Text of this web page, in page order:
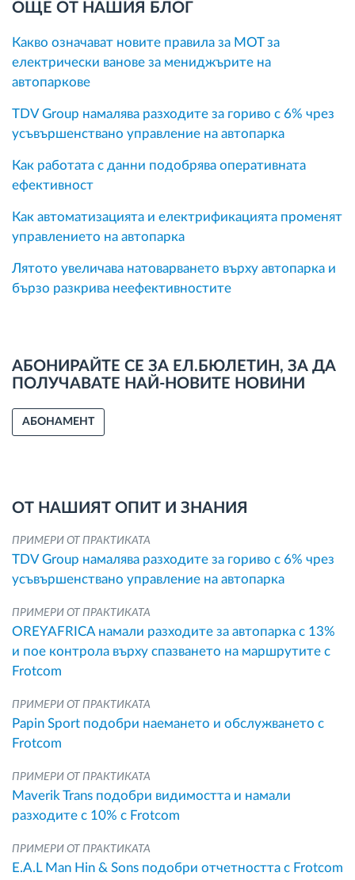
ОЩЕ ОТ НАШИЯ БЛОГ
Какво означават новите правила за MOT за
електрически ванове за мениджърите на
автопаркове
TDV Group намалява разходите за гориво с 6% чрез
усъвършенствано управление на автопарка
Как работата с данни подобрява оперативната
ефективност
Как автоматизацията и електрификацията променят
управлението на автопарка
Лятото увеличава натоварването върху автопарка и
бързо разкрива неефективностите
АБОНИРАЙТЕ СЕ ЗА ЕЛ.БЮЛЕТИН, ЗА ДА
ПОЛУЧАВАТЕ НАЙ-НОВИТЕ НОВИНИ
АБОНАМЕНТ
ОТ НАШИЯТ ОПИТ И ЗНАНИЯ
ПРИМЕРИ ОТ ПРАКТИКАТА
TDV Group намалява разходите за гориво с 6% чрез
усъвършенствано управление на автопарка
ПРИМЕРИ ОТ ПРАКТИКАТА
OREYAFRICA намали разходите за автопарка с 13%
и пое контрола върху спазването на маршрутите с
Frotcom
ПРИМЕРИ ОТ ПРАКТИКАТА
Papin Sport подобри наемането и обслужването с
Frotcom
ПРИМЕРИ ОТ ПРАКТИКАТА
Maverik Trans подобри видимостта и намали
разходите с 10% с Frotcom
ПРИМЕРИ ОТ ПРАКТИКАТА
E.A.L Man Hin & Sons подобри отчетността с Frotcom